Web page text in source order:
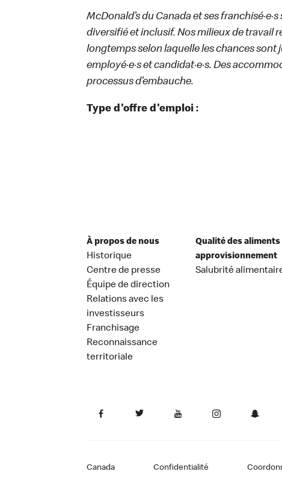
McDonald’s du Canada et ses
diversifié et inclusif. Nos milieux de travail
longtemps selon laquelle les chances sont
employé·e·s et candidat·e·s. Des
processus d’embauche.
Type d'offre d'emploi :
À propos de nous
Historique
Centre de presse
Équipe de direction
Relations avec les
investisseurs
Franchisage
Reconnaissance
territoriale
Qualité des aliments
approvisionnement
Salubrité
Canada Confidentialité